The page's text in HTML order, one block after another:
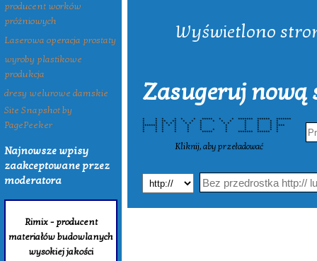
producent worków
próżniowych
Laserowa operacja prostaty
wyroby plastikowe
produkcja
dresy welurowe damskie
Site Snapshot by
PagePeeker
Najnowsze wpisy
zaakceptowane przez
moderatora
Rimix - producent
materiałów budowlanych
wysokiej jakości
Wyświetlono
Zasugeruj nową
* * * * * * ***** * * ******* ****** *******
* * ** ** * * * * * * * * * *
* * * * * * * * * * * * * * *
******* * * * * * * * * * ****
* * * * * * * * * * *
* * * * * * * * * * * *
* * * * * ***** * ******* ****** *
Kliknij, aby przeładować